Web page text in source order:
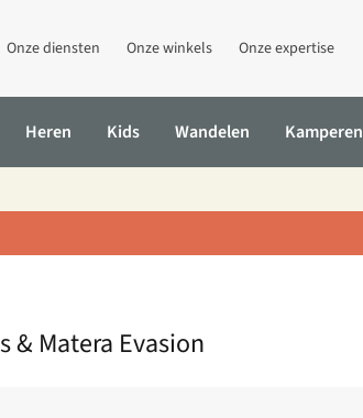
Onze diensten Onze winkels Onze expertise
Heren Kids Wandelen Kamperen
& Matera Evasion